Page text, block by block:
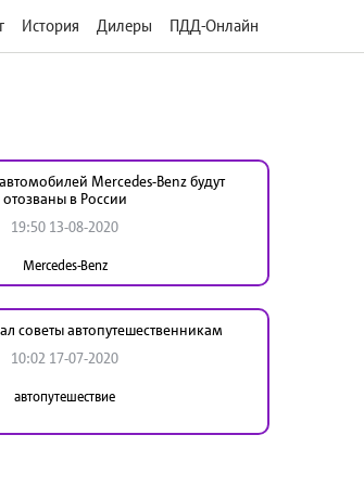
История Дилеры ПДД-Онлайн
Mercedes-Benz будут
отозваны в России
19:50 13-08-2020
Mercedes-Benz
советы автопутешественникам
10:02 17-07-2020
автопутешествие